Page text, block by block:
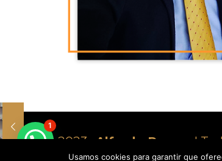
© 2023 . Alfredo Porcer |
1
Usamos cookies para garantir que